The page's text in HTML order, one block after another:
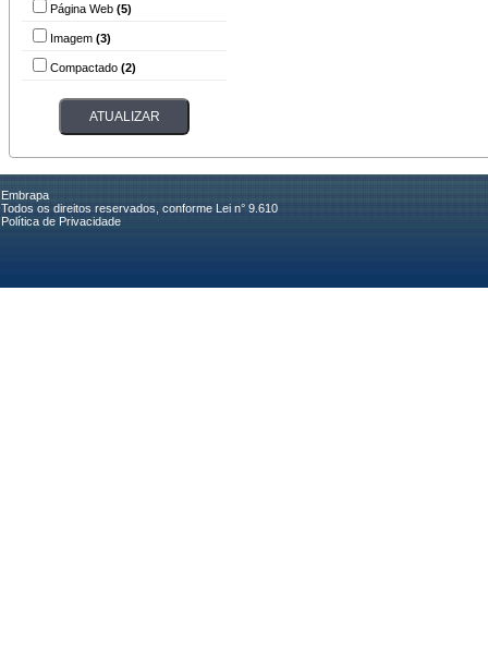
Página Web (5)
Imagem (3)
Compactado (2)
Embrapa
Todos os direitos reservados, conforme Lei n° 9.610
Política de Privacidade